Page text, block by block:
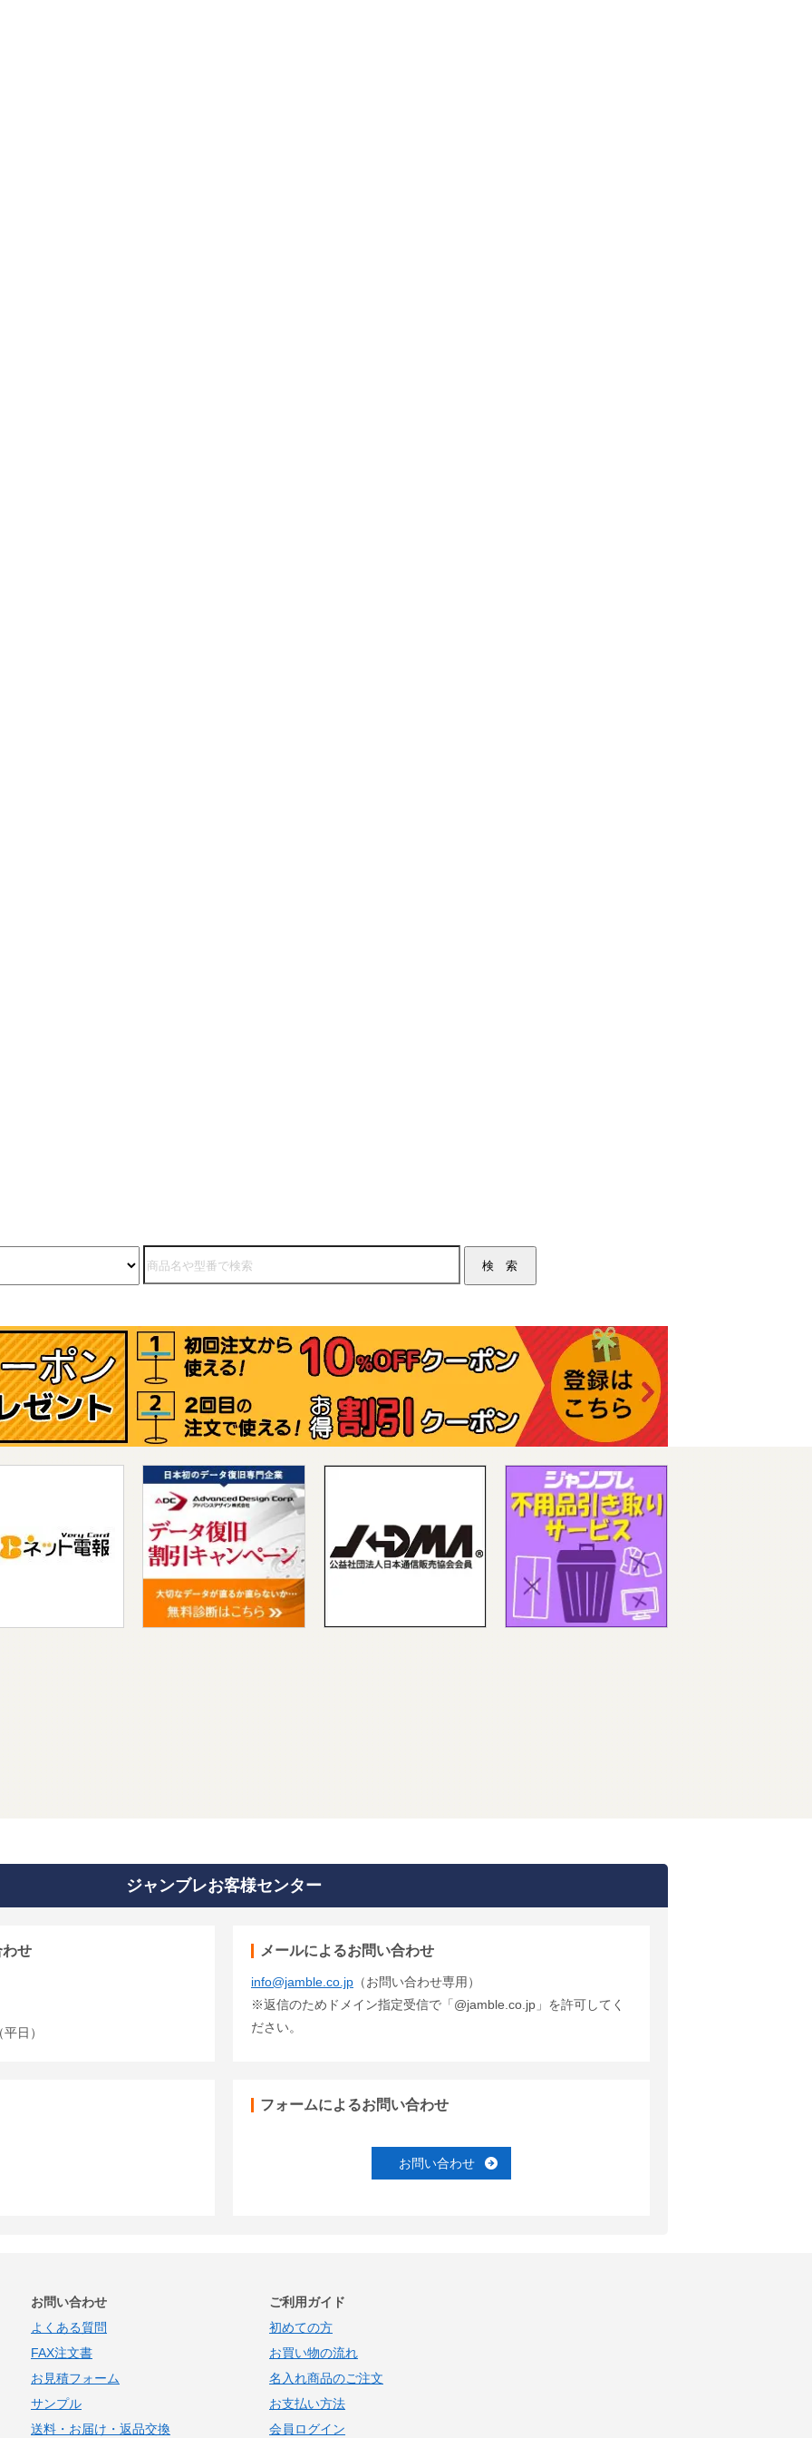
ジャンブレお客様センター
せ
日）
メールによるお問い合わせ
info@jamble.co.jp （お問い合わせ専用）
※返信のためドメイン指定受信で「@jamble.co.jp」を許可してく
ださい。
フォームによるお問い合わせ
お問い合わせ
お問い合わせ
よくある質問
FAX注文書
お見積フォーム
サンプル
送料・お届け・返品交換
ご利用ガイド
初めての方
お買い物の流れ
名入れ商品のご注文
お支払い方法
会員ログイン